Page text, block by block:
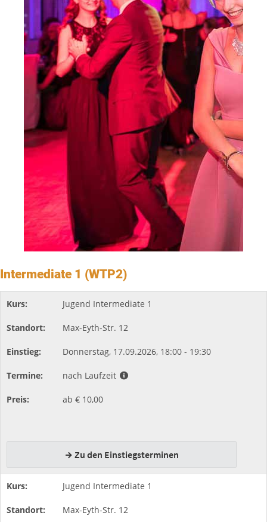
Intermediate 1 (WTP2)